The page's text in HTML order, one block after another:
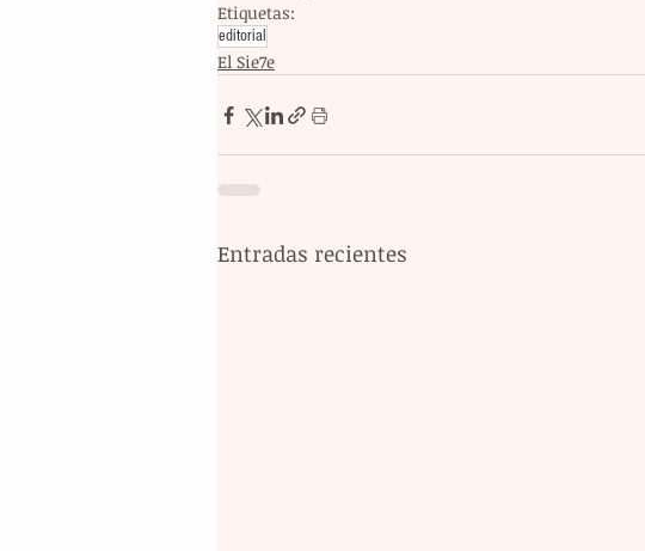
Etiquetas:
editorial
El Sie7e
Entradas recientes